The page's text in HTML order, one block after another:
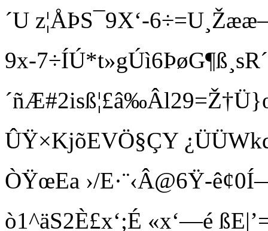
´U z¦ÅÞS¯9X‘-6÷=U¸Žæ
9x-
´ñÆ#2isß¦£â‰Âl29
ÛŸ×KjõEVÖ§ÇY
ÒŸœEa ›/E·¨‹Â@6Ÿ-
ò1^äS2È£x‘;É «x‘—é